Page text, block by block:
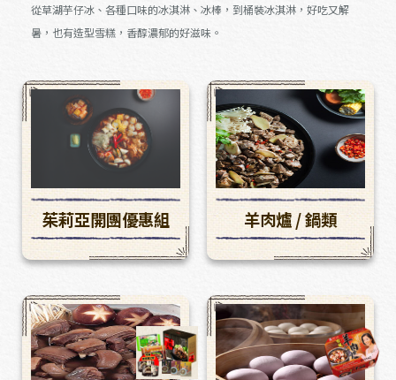
從草湖芋仔冰、各種口味的冰淇淋、冰棒，到桶裝冰淇淋，好吃又解
暑，也有造型雪糕，香醇濃郁的好滋味。
茱莉亞開團優惠組 羊肉爐 / 鍋類